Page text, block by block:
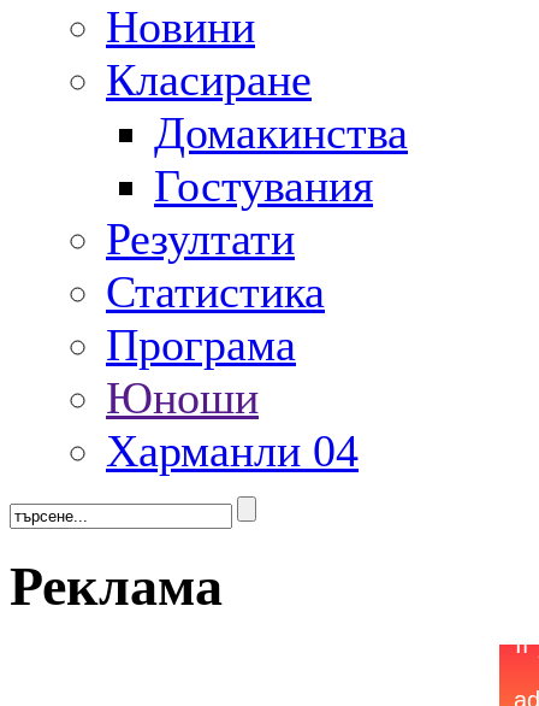
Новини
Класиране
Домакинства
Гостувания
Резултати
Статистика
Програма
Юноши
Харманли 04
Реклама